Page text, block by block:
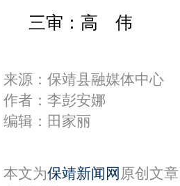
三审：高 伟
来源：保靖县融媒体中心
作者：李彭安娜
编辑：田家丽
本文为保靖新闻网 原创文